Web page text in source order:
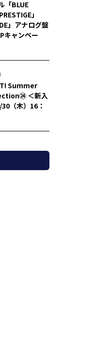
「BLUE
」
」アナログ盤
キャンペー
Summer
㉔ ＜新入
（木）16：